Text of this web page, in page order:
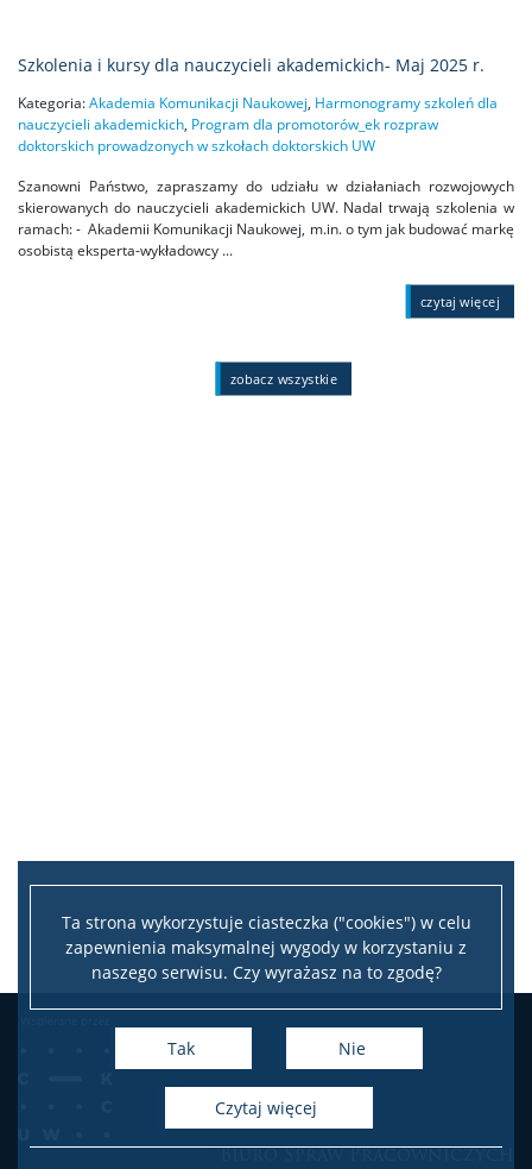
Ta strona wykorzystuje ciasteczka ("cookies") w celu
zapewnienia maksymalnej wygody w korzystaniu z
naszego serwisu. Czy wyrażasz na to zgodę?
Tak Nie
czytaj więcej
Szkolenia i kursy dla nauczycieli akademickich- Maj 2025 r.
Kategoria:Akademia Komunikacji Naukowej, Harmonogramy szkoleń dla
nauczycieli akademickich, Program dla promotorów_ek rozpraw
doktorskich prowadzonych w szkołach doktorskich UW
Szanowni Państwo, zapraszamy do udziału w działaniach rozwojowych
skierowanych do nauczycieli akademickich UW. Nadal trwają szkolenia w
ramach: - Akademii Komunikacji Naukowej, m.in. o tym jak budować markę
osobistą eksperta-wykładowcy ...
czytaj więcej
zobacz wszystkie
Biuro Spraw Pracowniczych